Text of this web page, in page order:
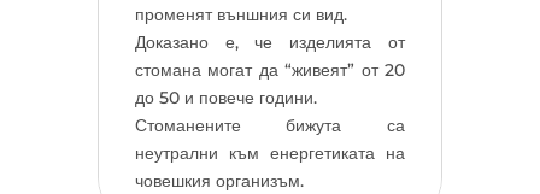
променят външния си вид.
Доказано е, че изделията от
стомана могат да “живеят” от 20
до 50 и повече години.
Стоманените бижута са
неутрални към енергетиката на
човешкия организъм.